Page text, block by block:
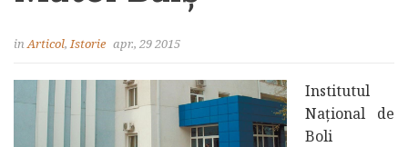
inArticol,Istorie apr., 29 2015
Institutul
Național de
Boli